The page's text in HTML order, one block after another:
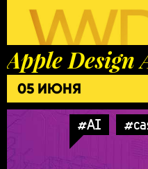
Apple Design
05 ИЮНЯ
#AI